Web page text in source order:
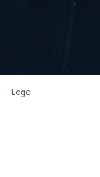
Logo